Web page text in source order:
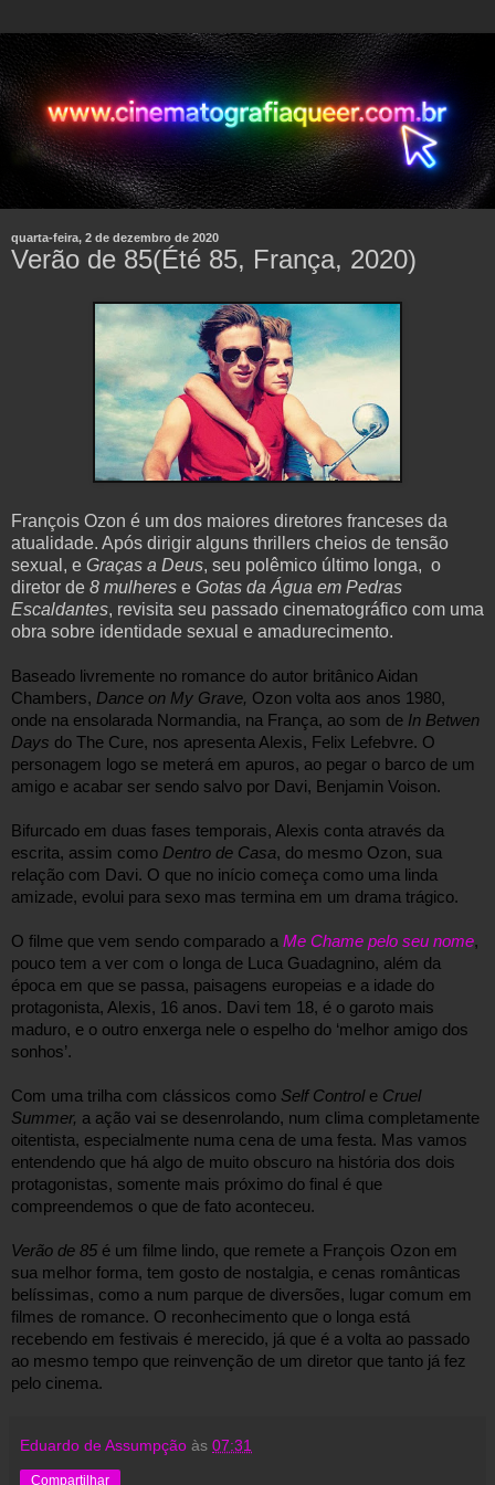
quarta-feira, 2 de dezembro de 2020
Verão de 85(Été 85, França, 2020)
François Ozon é um dos maiores diretores franceses da
atualidade. Após dirigir alguns thrillers cheios de tensão
sexual, e Graças a Deus, seu polêmico último longa, o
diretor de 8 mulheres e Gotas da Água em Pedras
Escaldantes, revisita seu passado cinematográfico com uma
obra sobre identidade sexual e amadurecimento.
Baseado livremente no romance do autor britânico Aidan
Chambers, Dance on My Grave, Ozon volta aos anos 1980,
onde na ensolarada Normandia, na França, ao som de In Betwen
Days do The Cure, nos apresenta Alexis, Felix Lefebvre. O
personagem logo se meterá em apuros, ao pegar o barco de um
amigo e acabar ser sendo salvo por Davi, Benjamin Voison.
Bifurcado em duas fases temporais, Alexis conta através da
escrita, assim como Dentro de Casa, do mesmo Ozon, sua
relação com Davi. O que no início começa como uma linda
amizade, evolui para sexo mas termina em um drama trágico.
O filme que vem sendo comparado a Me Chame pelo seu nome,
pouco tem a ver com o longa de Luca Guadagnino, além da
época em que se passa, paisagens europeias e a idade do
protagonista, Alexis, 16 anos. Davi tem 18, é o garoto mais
maduro, e o outro enxerga nele o espelho do ‘melhor amigo dos
sonhos’.
Com uma trilha com clássicos como Self Control e Cruel
Summer, a ação vai se desenrolando, num clima completamente
oitentista, especialmente numa cena de uma festa. Mas vamos
entendendo que há algo de muito obscuro na história dos dois
protagonistas, somente mais próximo do final é que
compreendemos o que de fato aconteceu.
Verão de 85 é um filme lindo, que remete a François Ozon em
sua melhor forma, tem gosto de nostalgia, e cenas românticas
belíssimas, como a num parque de diversões, lugar comum em
filmes de romance. O reconhecimento que o longa está
recebendo em festivais é merecido, já que é a volta ao passado
ao mesmo tempo que reinvenção de um diretor que tanto já fez
pelo cinema.
Eduardo de Assumpção às 07:31
Compartilhar